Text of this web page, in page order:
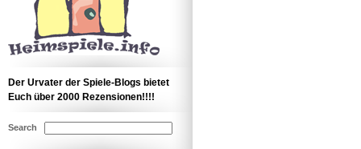
Der Urvater der Spiele-Blogs bietet
Euch über 2000 Rezensionen!!!!
Search